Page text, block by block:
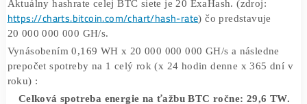
ročne sme vychádzali z 2 základných premenných –
spotreba ASIC mineru na 1 GH/s a celková výkon siete
(hashrate).
Aktuálne priemerná spotreba všetkých typov ASIC
1GH/ výkonu je 0,169 Wh (energetická efektívnosť).
modely minerov sú až 7 krát efektívnejšie ako staršie